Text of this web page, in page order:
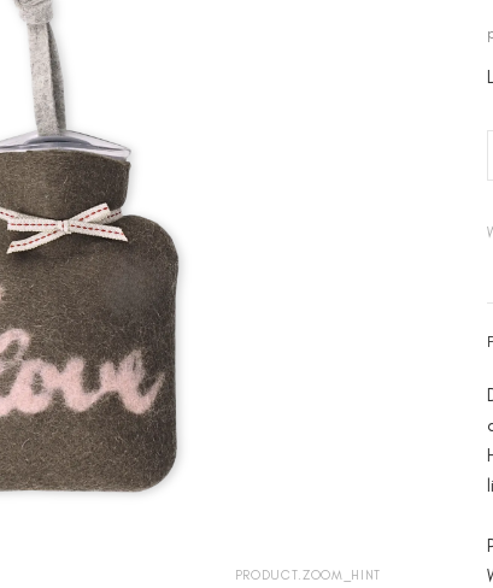
PRODUCT.ZOOM_HINT